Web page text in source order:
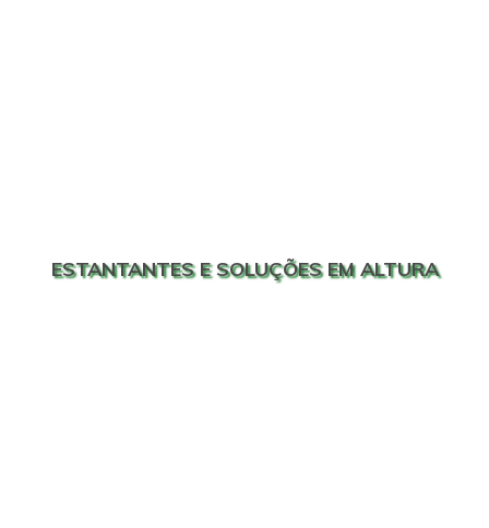
ESTANTANTES E SOLUÇÕES EM ALTURA